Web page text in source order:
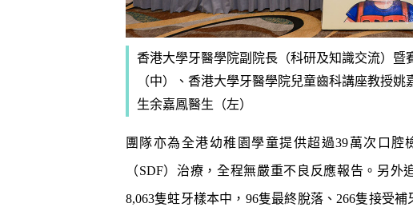
香港大學牙醫學院副院長（科研及知識交流）
（中）、香港大學牙醫學院兒童齒科講座教授
生余嘉鳳醫生（左）
團隊亦為全港幼稚園學童提供超過39萬次口
（SDF）治療，全程無嚴重不良反應報告。另外
8,063隻蛀牙樣本中，96隻最終脫落、266隻接受